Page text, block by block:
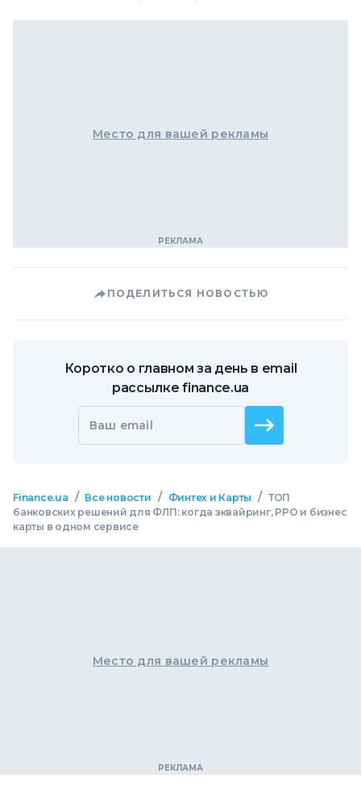
Место для вашей рекламы
ПОДЕЛИТЬСЯ НОВОСТЬЮ
Коротко о главном за день в email
рассылке finance.ua
Ваш email
Finance.ua / Все новости / Финтех и Карты / ТОП
банковских решений для ФЛП: когда эквайринг, РРО и бизнес
карты в одном сервисе
Место для вашей рекламы